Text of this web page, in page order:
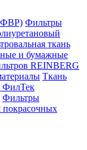
ФВР) Фильтры
ткань
и бумажные
REINBERG
Ткань
ФилТек
Фильтры